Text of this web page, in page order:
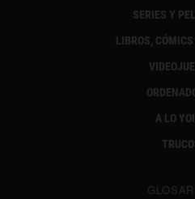
SERIES Y
LIBROS,
A LO